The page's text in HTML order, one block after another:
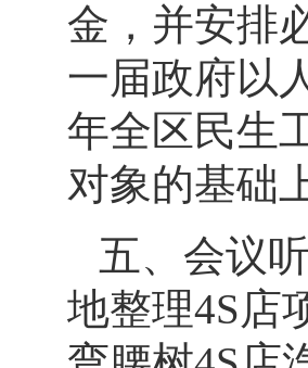
金，并安排
一届政府以
年全区民生
对象的基础
五、会议
地整理4S店